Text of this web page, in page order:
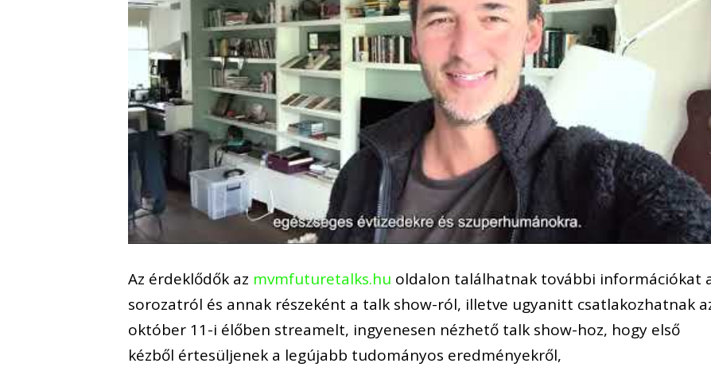
Az érdeklődők az mvmfuturetalks.hu oldalon találhatnak további információkat
sorozatról és annak részeként a talk show-ról, illetve ugyanitt csatlakozhatnak
október 11-i élőben streamelt, ingyenesen nézhető talk show-hoz, hogy első
kézből értesüljenek a legújabb tudományos eredményekről,